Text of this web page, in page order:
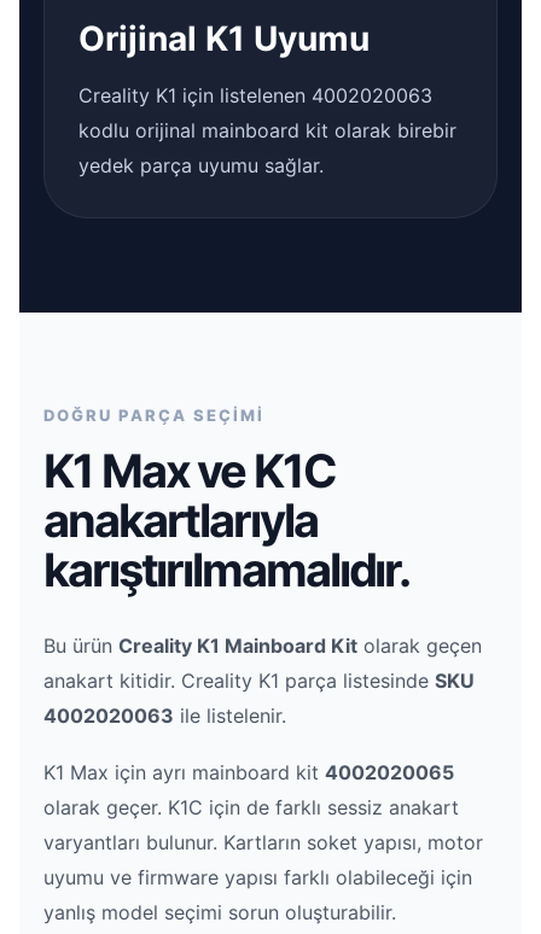
Orijinal K1 Uyumu
Creality K1 için listelenen 4002020063
kodlu orijinal mainboard kit olarak birebir
yedek parça uyumu sağlar.
DOĞRU PARÇA SEÇİMİ
K1 Max ve K1C
anakartlarıyla
karıştırılmamalıdır.
Bu ürün Creality K1 Mainboard Kit olarak geçen
anakart kitidir. Creality K1 parça listesinde SKU
4002020063 ile listelenir.
K1 Max için ayrı mainboard kit 4002020065
olarak geçer. K1C için de farklı sessiz anakart
varyantları bulunur. Kartların soket yapısı, motor
uyumu ve firmware yapısı farklı olabileceği için
yanlış model seçimi sorun oluşturabilir.